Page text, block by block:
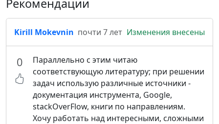
Рекомендации
Kirill Mokevnin почти 7 лет Изменения внесены
0
Параллельно с этим читаю
соответствующую литературу; при решении
задач использую различные источники -
документация инструмента, Google,
stackOverFlow, книги по направлениям.
Хочу работать над интересными, сложными